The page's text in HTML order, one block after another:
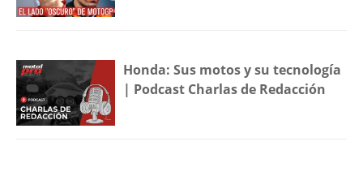
Honda: Sus motos y su tecnología
| Podcast Charlas de Redacción